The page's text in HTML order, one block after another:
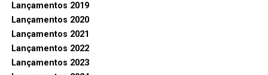
Lançamentos 2019
Lançamentos 2020
Lançamentos 2021
Lançamentos 2022
Lançamentos 2023